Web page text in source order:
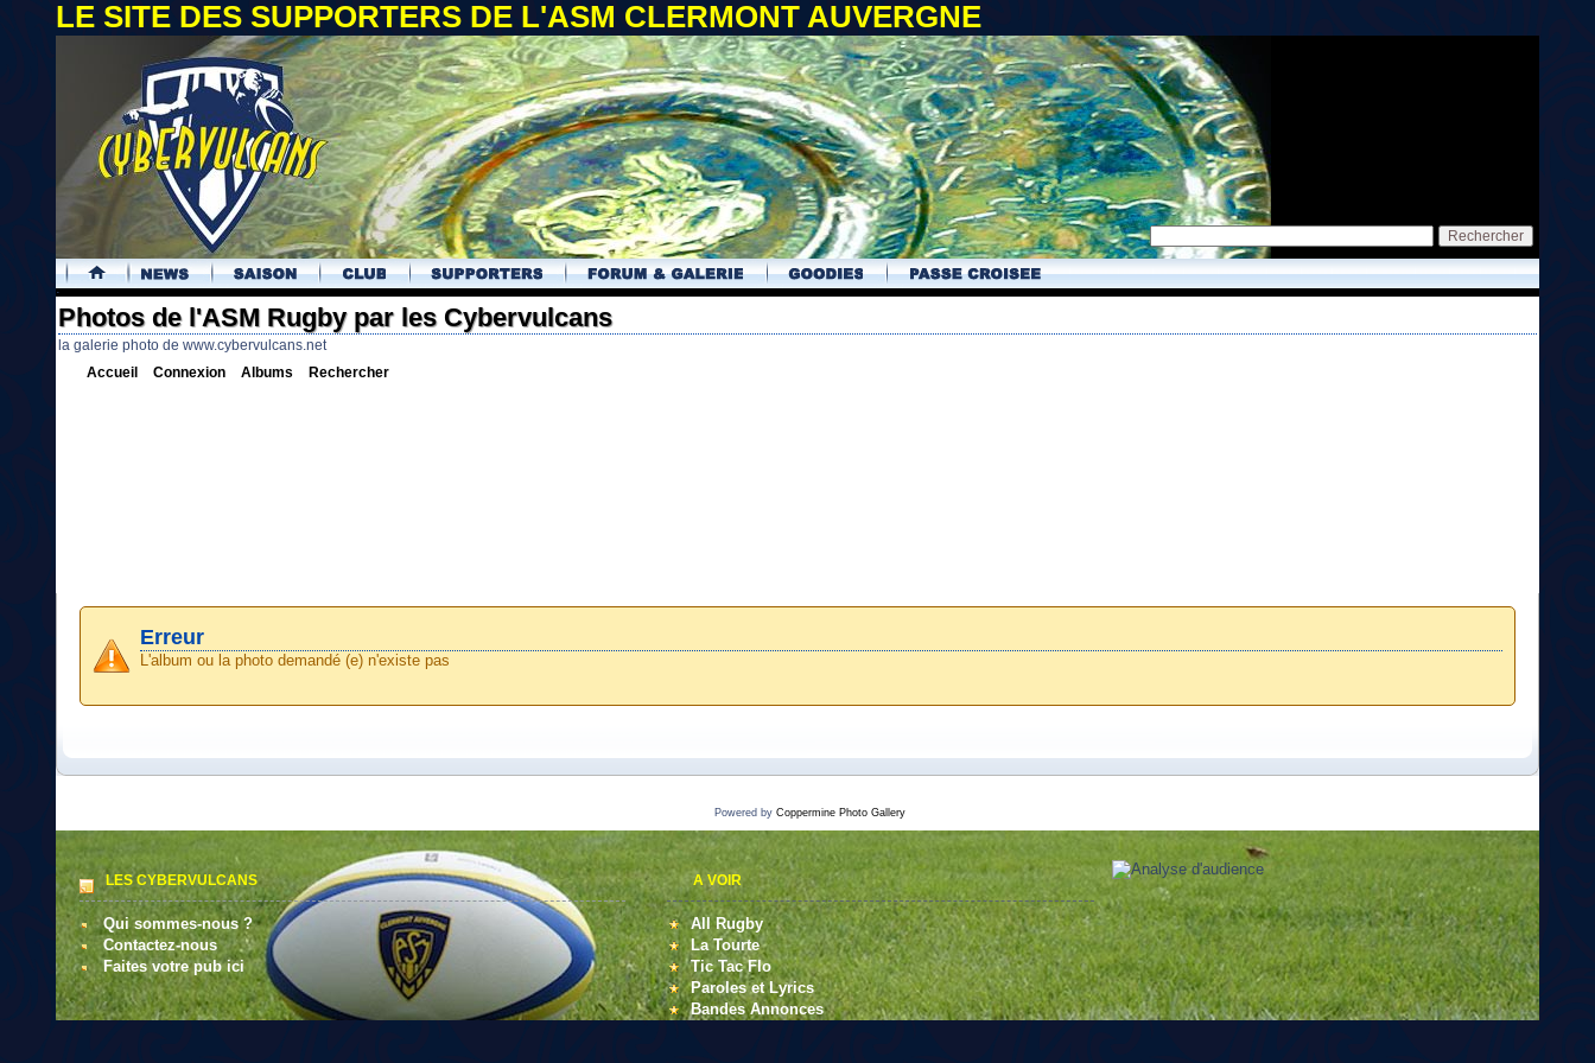
LE SITE DES SUPPORTERS DE L'ASM CLERMONT AUVERGNE
.
Photos de l'ASM Rugby par les Cybervulcans
la galerie photo de www.cybervulcans.net
Accueil Connexion Albums Rechercher
Erreur
L'album ou la photo demandé (e) n'existe pas
Powered by Coppermine Photo Gallery
LES CYBERVULCANS
Qui sommes-nous ?
Contactez-nous
Faites votre pub ici
A VOIR
All Rugby
La Tourte
Tic Tac Flo
Paroles et Lyrics
Bandes Annonces